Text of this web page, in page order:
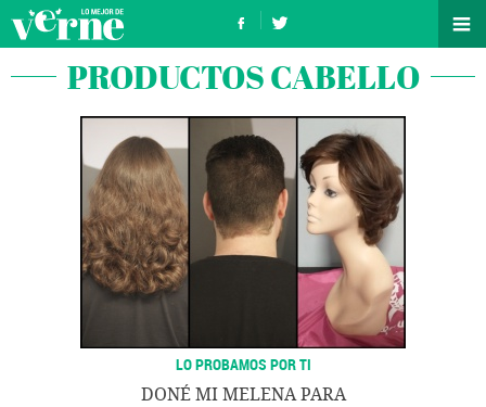
PRODUCTOS CABELLO
LO PROBAMOS POR TI
DONÉ MI MELENA PARA